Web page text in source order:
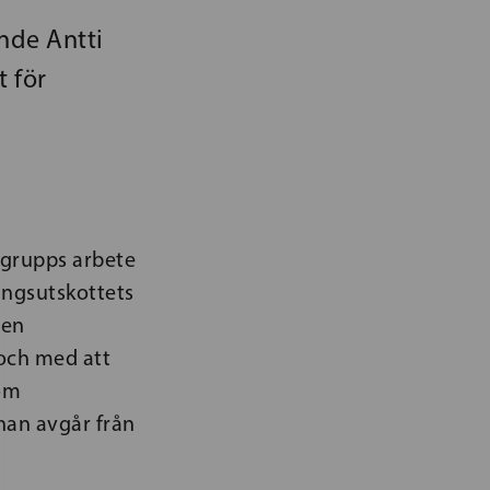
Antti
för
arbete
med att
avgår från